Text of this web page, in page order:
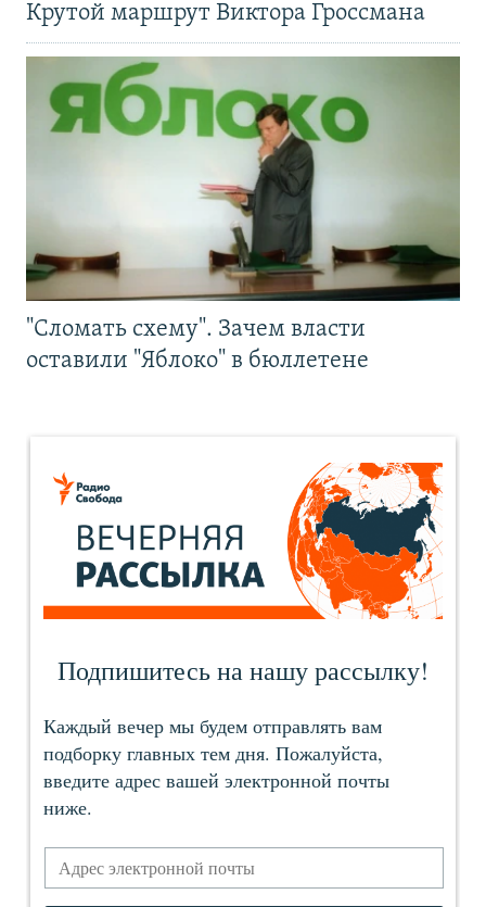
Крутой маршрут Виктора Гроссмана
"Сломать схему". Зачем власти
оставили "Яблоко" в бюллетене